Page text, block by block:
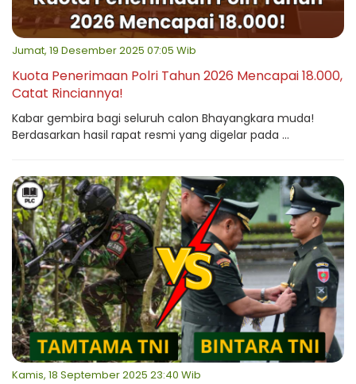
Jumat, 19 Desember 2025 07:05 Wib
Kuota Penerimaan Polri Tahun 2026 Mencapai 18.000,
Catat Rinciannya!
Kabar gembira bagi seluruh calon Bhayangkara muda!
Berdasarkan hasil rapat resmi yang digelar pada ...
Kamis, 18 September 2025 23:40 Wib